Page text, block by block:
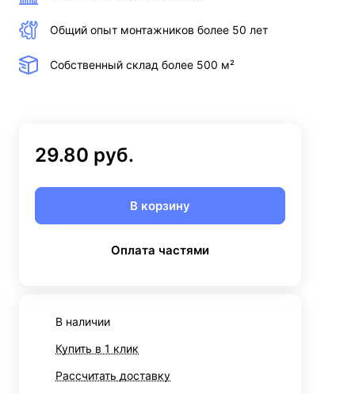
Общий опыт монтажников более 50 лет
Собственный склад более 500 м²
29.80 руб.
В корзину
Оплата частями
В наличии
Купить в 1 клик
Рассчитать доставку